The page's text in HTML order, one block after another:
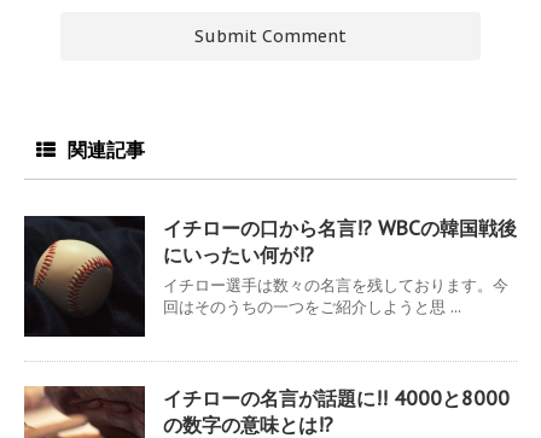
関連記事
イチローの口から名言!? WBCの韓国戦後
にいったい何が!?
イチロー選手は数々の名言を残しております。今
回はそのうちの一つをご紹介しようと思 ...
イチローの名言が話題に!! 4000と8000
の数字の意味とは!?